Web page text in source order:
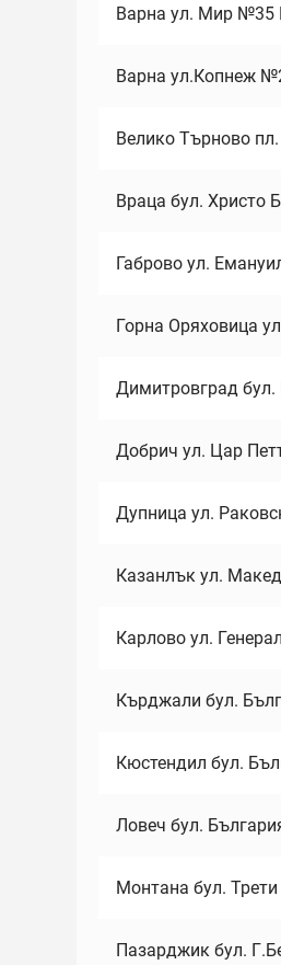
Варна ул. Мир №35
Варна ул.Копнеж
Велико Търново
Враца бул. Христо
Габрово ул.
Горна Оряховица
Димитровград бул.
Добрич ул. Цар
Дупница ул.
Казанлък ул.
Карлово ул.
Кърджали бул.
Кюстендил бул.
Ловеч бул.
Монтана бул.
Пазарджик бул.